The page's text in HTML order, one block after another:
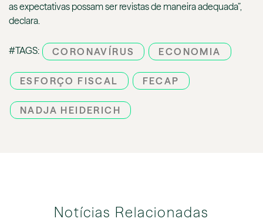
as expectativas possam ser revistas de maneira adequada”,
declara.
#TAGS: CORONAVÍRUS ECONOMIA
ESFORÇO FISCAL FECAP
NADJA HEIDERICH
Notícias Relacionadas